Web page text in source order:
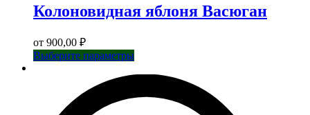
Колоновидная яблоня Васюган
от 900,00 ₽
Выберите параметрыЭтот
вариаций.